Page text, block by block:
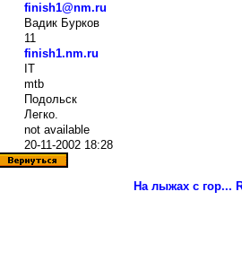
finish1@nm.ru
Вадик Бурков
11
finish1.nm.ru
IT
mtb
Подольск
Легко.
not available
20-11-2002 18:28
На лыжах с гор...